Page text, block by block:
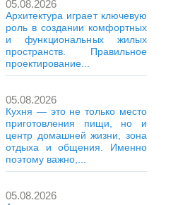
05.08.2026
Архитектура играет ключевую
роль в создании комфортных
и функциональных жилых
пространств. Правильное
проектирование...
05.08.2026
Кухня — это не только место
приготовления пищи, но и
центр домашней жизни, зона
отдыха и общения. Именно
поэтому важно,...
05.08.2026